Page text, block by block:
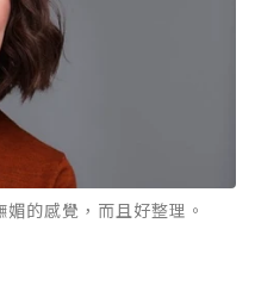
的感覺，而且好整理。